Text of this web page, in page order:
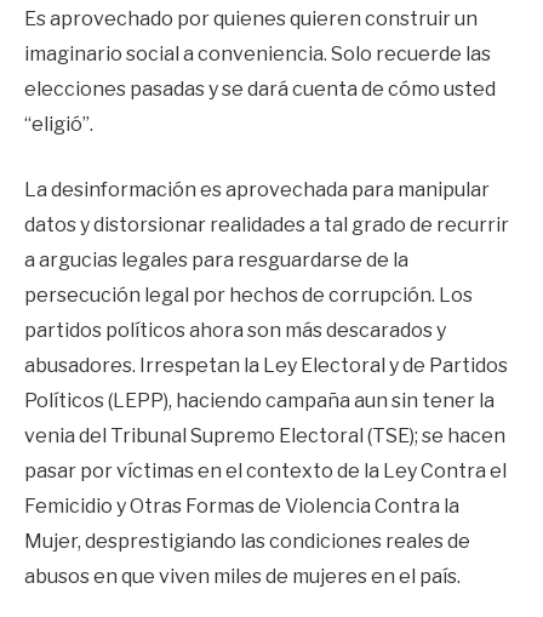
Es aprovechado por quienes quieren construir un
imaginario social a conveniencia. Solo recuerde las
elecciones pasadas y se dará cuenta de cómo usted
“eligió”.
La desinformación es aprovechada para manipular
datos y distorsionar realidades a tal grado de recurrir
a argucias legales para resguardarse de la
persecución legal por hechos de corrupción. Los
partidos políticos ahora son más descarados y
abusadores. Irrespetan la Ley Electoral y de Partidos
Políticos (LEPP), haciendo campaña aun sin tener la
venia del Tribunal Supremo Electoral (TSE); se hacen
pasar por víctimas en el contexto de la Ley Contra el
Femicidio y Otras Formas de Violencia Contra la
Mujer, desprestigiando las condiciones reales de
abusos en que viven miles de mujeres en el país.